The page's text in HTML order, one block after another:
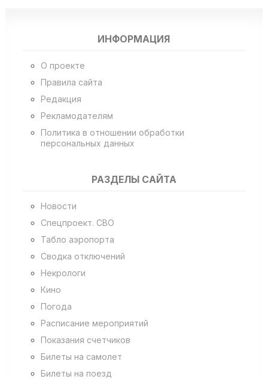
ИНФОРМАЦИЯ
О проекте
Правила сайта
Редакция
Рекламодателям
Политика в отношении обработки
персональных данных
РАЗДЕЛЫ САЙТА
Новости
Спецпроект. СВО
Табло аэропорта
Сводка отключений
Некрологи
Кино
Погода
Расписание мероприятий
Показания счетчиков
Билеты на самолет
Билеты на поезд